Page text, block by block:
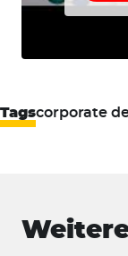
Tagscorporate